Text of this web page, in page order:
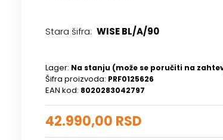
Stara šifra: WISE BL/A/90
Lager: Na stanju (može se poručiti na
Šifra proizvoda: PRF0125626
EAN kod: 8020283042797
42.990,00 RSD